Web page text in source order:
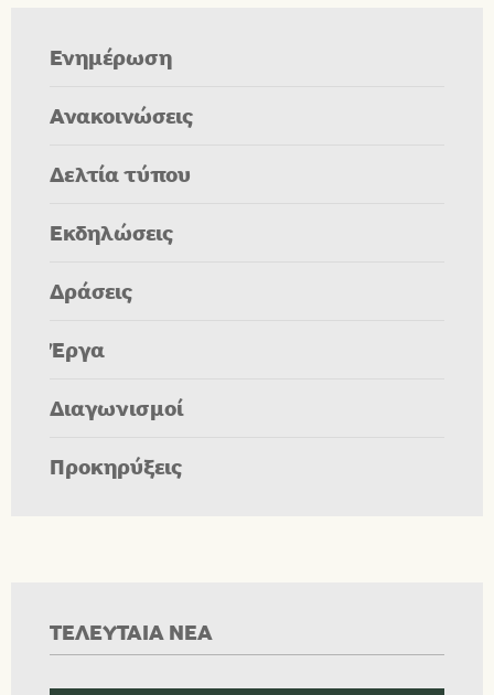
Ενημέρωση
Ανακοινώσεις
Δελτία τύπου
Εκδηλώσεις
Δράσεις
Έργα
Διαγωνισμοί
Προκηρύξεις
ΤΕΛΕΥΤΑΙΑ ΝΕΑ